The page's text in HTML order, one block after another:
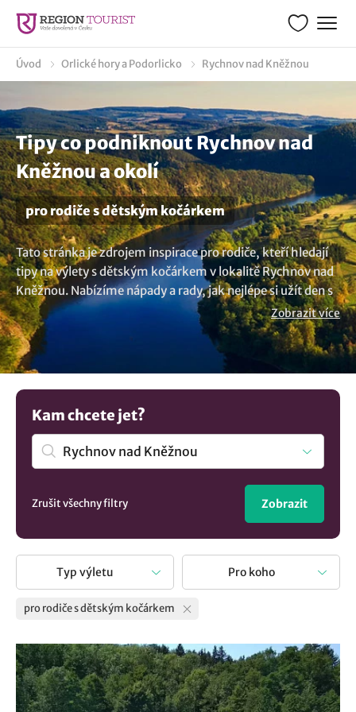
Úvod Orlické hory a Podorlicko Rychnov nad Kněžnou
Tipy co podniknout Rychnov nad
Kněžnou a okolí
pro rodiče s dětským kočárkem
Tato stránka je zdrojem inspirace pro rodiče, kteří hledají
tipy na výlety s dětským kočárkem v lokalitě Rychnov nad
Kněžnou. Nabízíme nápady a rady, jak nejlépe si užít den s
miminkem nebo batoletem v kočárku. Zjistěte, kam
vyrazit, co dělat a jaká zajímavá místa navštívit. Všechny
naše tipy jsou navrženy tak, aby vyhovovaly potřebám
vašeho dítěte a zároveň poskytovaly zábavu a pohodlí pro
celou rodinu. Místa, kam se dostanete i s kočárkem nebo
popřípadě s dětsku krosničkou.
Zobrazit více
Kam chcete jet?
Zrušit všechny filtry Zobrazit
Typ výletu Pro koho
pro rodiče s dětským kočárkem